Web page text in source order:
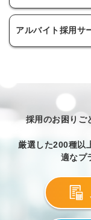
アルバイト採用サ
採用のお困りご
厳選した200種以
適なプ